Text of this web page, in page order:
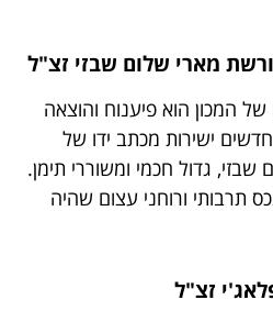
מארי שלום שבזי זצ"ל
המכון הוא פיענוח והוצאה
חדשים ישירות מכתב ידו של
גדול חכמי ומשוררי תימן.
תרבותי ורוחני עצום שהיה
זצ"ל